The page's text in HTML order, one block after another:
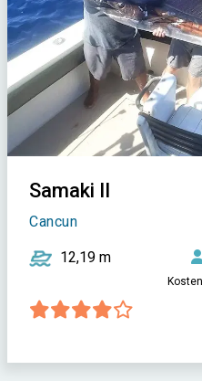
Samaki II
Cancun
12,19 m